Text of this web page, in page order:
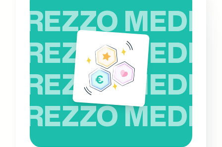
PREZZO MEDIO
PREZZO MEDIO
PREZZO MEDIO
PREZZO MEDIO